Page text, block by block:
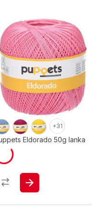
+31
Eldorado 50g lanka